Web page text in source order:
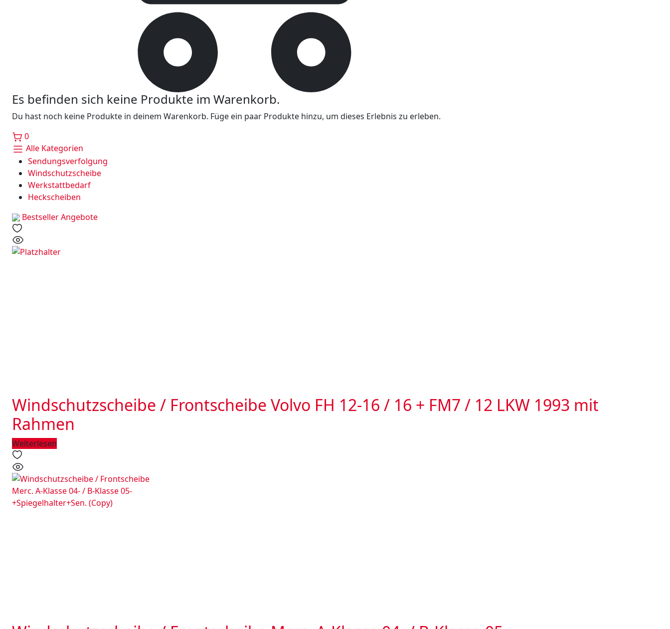
Es befinden sich keine Produkte im Warenkorb.
Du hast noch keine Produkte in deinem Warenkorb. Füge ein paar Produkte hinzu, um dieses Erlebnis zu erleben.
0
Alle Kategorien
Sendungsverfolgung
Windschutzscheibe
Werkstattbedarf
Heckscheiben
BestsellerAngebote
Windschutzscheibe / Frontscheibe Volvo FH 12-16 / 16 + FM7 / 12 LKW 1993 mit
Rahmen
Weiterlesen